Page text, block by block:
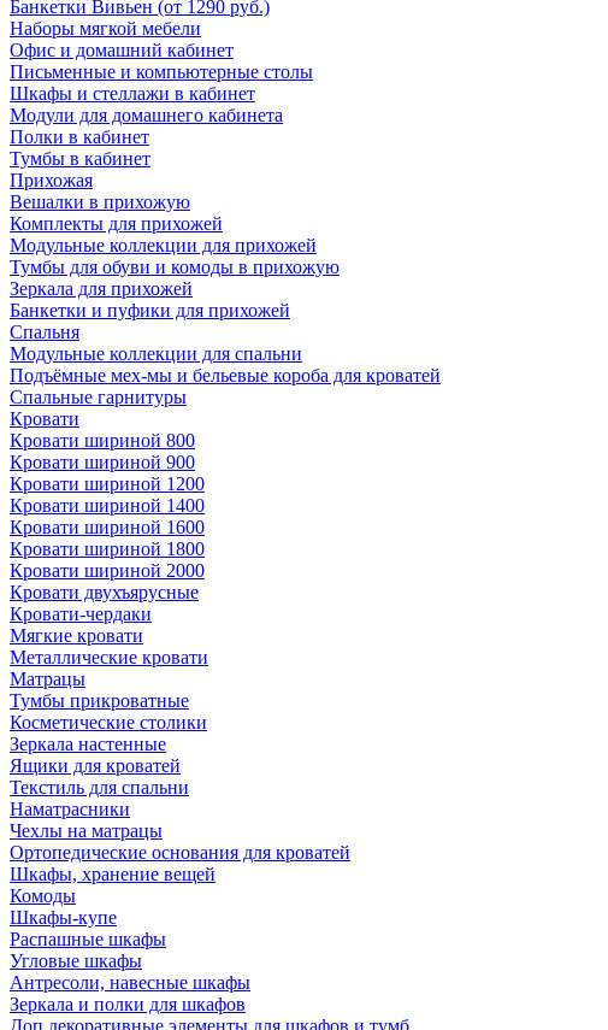
Банкетки Вивьен (от 1290 руб.)
Наборы мягкой мебели
Офис и домашний кабинет
Письменные и компьютерные столы
Шкафы и стеллажи в кабинет
Модули для домашнего кабинета
Полки в кабинет
Тумбы в кабинет
Прихожая
Вешалки в прихожую
Комплекты для прихожей
Модульные коллекции для прихожей
Тумбы для обуви и комоды в прихожую
Зеркала для прихожей
Банкетки и пуфики для прихожей
Спальня
Модульные коллекции для спальни
Подъёмные мех-мы и бельевые короба для кроватей
Спальные гарнитуры
Кровати
Кровати шириной 800
Кровати шириной 900
Кровати шириной 1200
Кровати шириной 1400
Кровати шириной 1600
Кровати шириной 1800
Кровати шириной 2000
Кровати двухъярусные
Кровати-чердаки
Мягкие кровати
Металлические кровати
Матрацы
Тумбы прикроватные
Косметические столики
Зеркала настенные
Ящики для кроватей
Текстиль для спальни
Наматрасники
Чехлы на матрацы
Ортопедические основания для кроватей
Шкафы, хранение вещей
Комоды
Шкафы-купе
Распашные шкафы
Угловые шкафы
Антресоли, навесные шкафы
Зеркала и полки для шкафов
Доп.декоративные элементы для шкафов и тумб